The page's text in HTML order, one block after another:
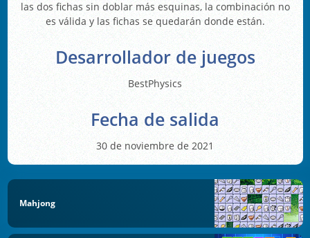
las dos fichas sin doblar más esquinas, la combinación no
es válida y las fichas se quedarán donde están.
Desarrollador de juegos
BestPhysics
Fecha de salida
30 de noviembre de 2021
Mahjong